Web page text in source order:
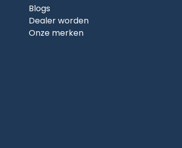
Blogs
Dealer worden
Onze merken